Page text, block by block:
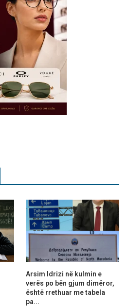
Arsim Idrizi në kulmin e
verës po bën gjum dimëror,
është rrethuar me tabela
pa...